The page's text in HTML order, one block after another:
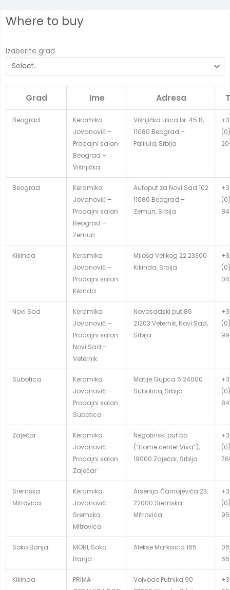
Where to buy
Izaberite grad
Grad Ime Adresa
Beograd
Keramika
Jovanović –
Prodajni salon
Beograd –
Višnjička
Višnjička ulica br. 45 B,
11080 Beograd –
Palilula, Srbija
Beograd
Keramika
Jovanović –
Prodajni salon
Beograd –
Zemun
Autoput za Novi Sad 102
11080 Beograd –
Zemun, Srbija
Kikinda
Keramika
Jovanović –
Prodajni salon
Kikinda
Miloša Velikog 22 23300
Kikinda, Srbija
Novi Sad
Keramika
Jovanović –
Prodajni salon
Novi Sad –
Veternik
Novosadski put 86
21203 Veternik, Novi Sad,
Srbija
Subotica
Keramika
Jovanović –
Prodajni salon
Subotica
Matije Gupca 6 24000
Subotica, Srbija
Zaječar
Keramika
Jovanović –
Prodajni salon
Zaječar
Negotinski put bb
(“Home center Viva”),
19000 Zaječar, Srbija
Sremska
Mitrovica
Keramika
Jovanović –
Sremska
Mitrovica
Arsenija Čarnojevića 23,
22000 Sremska
Mitrovica
Soko Banja
MOBI, Soko
Banja
Alekse Markisica 165
66
Kikinda
PRIMA
Vojvode Putnika 90